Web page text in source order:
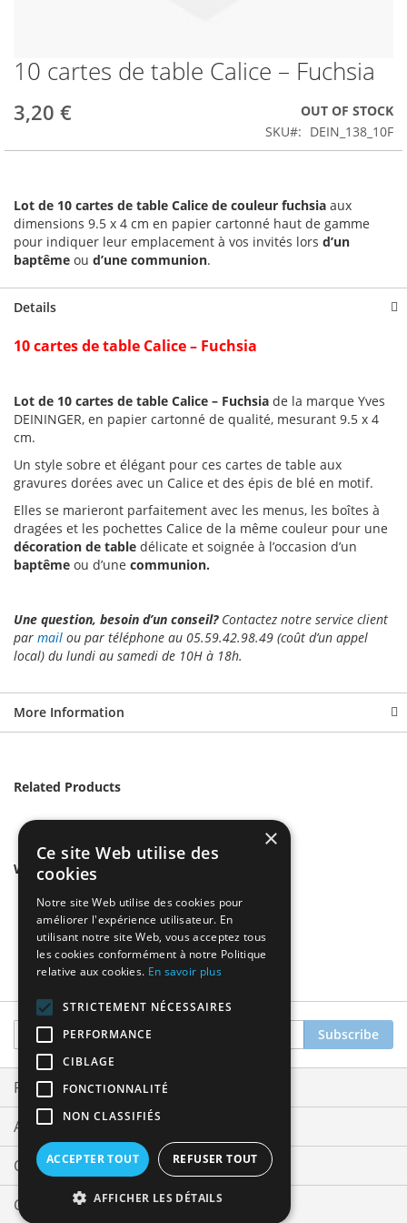
Skip
to
the
beginning
10 cartes de table Calice – Fuchsia
3,20 €
OUT OF STOCK
SKU
DEIN_138_10F
Lot de 10 cartes de table Calice de couleur fuchsia aux
dimensions 9.5 x 4 cm en papier cartonné haut de gamme
pour indiquer leur emplacement à vos invités lors d’un
baptême ou d’une communion.
Details
10 cartes de table Calice – Fuchsia
Lot de 10 cartes de table Calice – Fuchsia de la marque Yves
DEININGER, en papier cartonné de qualité, mesurant 9.5 x 4
cm.
Un style sobre et élégant pour ces cartes de table aux
gravures dorées avec un Calice et des épis de blé en motif.
Elles se marieront parfaitement avec les menus, les boîtes à
dragées et les pochettes Calice de la même couleur pour une
décoration de table délicate et soignée à l’occasion d’un
baptême ou d’une communion.
Une question, besoin d’un conseil?Contactez notre service client
par mail ou par téléphone au 05.59.42.98.49 (coût d’un appel
local) du lundi au samedi de 10H à 18h.
More Information
Related Products
We found other products you might like!
Sign
Up
for
Our
Newsletter:
Subscribe
Privacy and Cookie Policy
Advanced Search
Orders and Returns
Contact Us
×
Ce site Web utilise des
cookies
Notre site Web utilise des cookies pour
améliorer l'expérience utilisateur. En
utilisant notre site Web, vous acceptez tous
les cookies conformément à notre Politique
relative aux cookies. En savoir plus
STRICTEMENT NÉCESSAIRES
PERFORMANCE
CIBLAGE
FONCTIONNALITÉ
NON CLASSIFIÉS
ACCEPTER TOUT REFUSER TOUT
AFFICHER LES DÉTAILS